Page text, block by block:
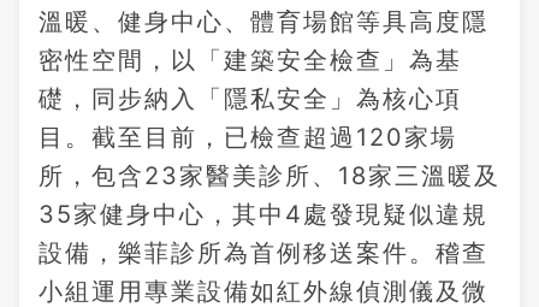
溫暖、健身中心、體育場館等具高度隱
密性空間，以「建築安全檢查」為基
礎，同步納入「隱私安全」為核心項
目。截至目前，已檢查超過120家場
所，包含23家醫美診所、18家三溫暖及
35家健身中心，其中4處發現疑似違規
設備，樂菲診所為首例移送案件。稽查
小組運用專業設備如紅外線偵測儀及微